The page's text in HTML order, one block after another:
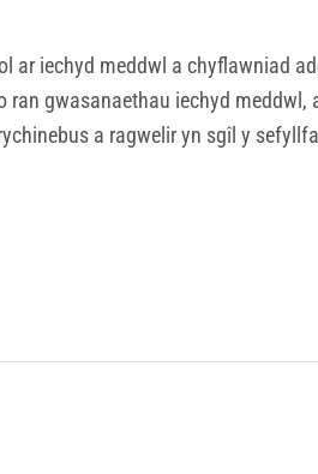
ar iechyd meddwl a chyflawniad
gwasanaethau iechyd meddwl,
a ragwelir yn sgîl y